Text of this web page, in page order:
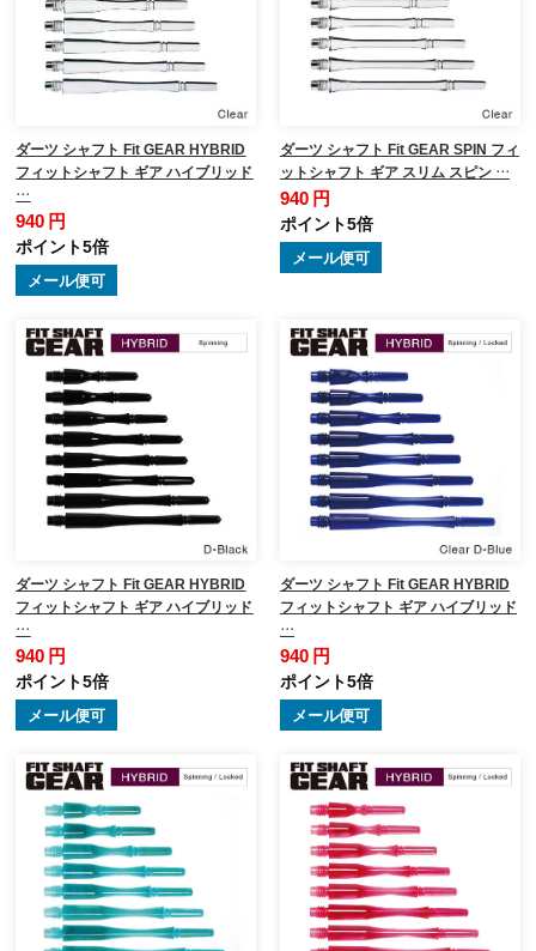
ダーツ シャフト Fit GEAR HYBRID
フィットシャフト ギア ハイブリッド
…
940 円
ポイント5倍
メール便可
ダーツ シャフト Fit GEAR SPIN フィ
ットシャフト ギア スリム スピン …
940 円
ポイント5倍
メール便可
ダーツ シャフト Fit GEAR HYBRID
フィットシャフト ギア ハイブリッド
…
940 円
ポイント5倍
メール便可
ダーツ シャフト Fit GEAR HYBRID
フィットシャフト ギア ハイブリッド
…
940 円
ポイント5倍
メール便可